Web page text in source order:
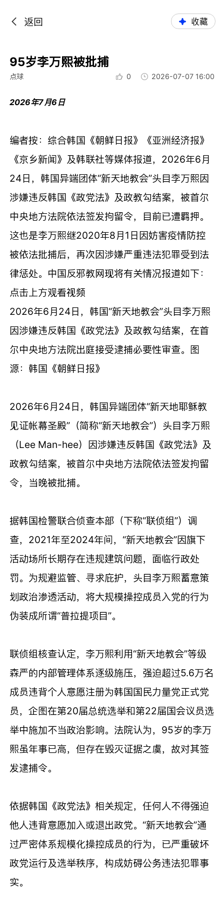
返回 收藏
95岁李万熙被批捕
点球 0 2026-07-07 16:00
2026年7月6日
编者按：综合韩国《朝鲜日报》《亚洲经济报》
《京乡新闻》及韩联社等媒体报道，2026年6月
24日，韩国异端团体“新天地教会”头目李万熙因
涉嫌违反韩国《政党法》及政教勾结案，被首尔
中央地方法院依法签发拘留令，目前已遭羁押。
这也是李万熙继2020年8月1日因妨害疫情防控
被依法批捕后，再次因涉嫌严重违法犯罪受到法
律惩处。中国反邪教网现将有关情况报道如下：
点击上方观看视频
2026年6月24日，韩国“新天地教会”头目李万熙
因涉嫌违反韩国《政党法》及政教勾结案，在首
尔中央地方法院出庭接受逮捕必要性审查。图
源：韩国《朝鲜日报》
2026年6月24日，韩国异端团体“新天地耶稣教
见证帐幕圣殿”（简称“新天地教会”）头目李万熙
（Lee Man-hee）因涉嫌违反韩国《政党法》及
政教勾结案，被首尔中央地方法院依法签发拘留
令，当晚被批捕。
据韩国检警联合侦查本部（下称“联侦组”）调
查，2021年至2024年间，“新天地教会”因旗下
活动场所长期存在违规建筑问题，面临行政处
罚。为规避监管、寻求庇护，头目李万熙蓄意策
划政治渗透活动，将大规模操控成员入党的行为
伪装成所谓“普拉提项目”。
联侦组核查认定，李万熙利用“新天地教会”等级
森严的内部管理体系逐级施压，强迫超过5.6万名
成员违背个人意愿注册为韩国国民力量党正式党
员，企图在第20届总统选举和第22届国会议员选
举中施加不当政治影响。法院认为，95岁的李万
熙虽年事已高，但存在毁灭证据之虞，故对其签
发逮捕令。
依据韩国《政党法》相关规定，任何人不得强迫
他人违背意愿加入或退出政党。“新天地教会”通
过严密体系规模化操控成员的行为，已严重破坏
政党运行及选举秩序，构成妨碍公务违法犯罪事
实。